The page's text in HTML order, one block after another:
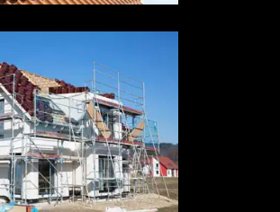
de façade 73